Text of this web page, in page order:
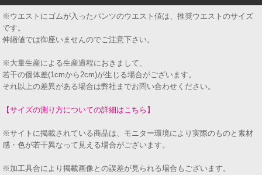
※ウエストにゴムが入ったパンツのウエスト値は、推奨ウエストのサイズ
です。
伸縮値では御座いませんのでご注意下さい。
※大量生産による生産過程におきまして、
若干の個体差(1cmから2cm)が生じる場合がございます。
それ以上の差異がある場合は弊社までお問い合わせください。
【サイズの測り方についての詳細はこちら】
※サイトに掲載されている商品は、モニター環境により実際のものと素材
感・色が若干異なって見える場合がございます。
※加工具合により掲載画像との誤差が見られる場合もございます。